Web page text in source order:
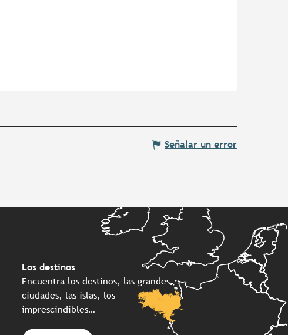
Señalar un error
Los destinos
Encuentra los destinos, las grandes
ciudades, las islas, los
imprescindibles…